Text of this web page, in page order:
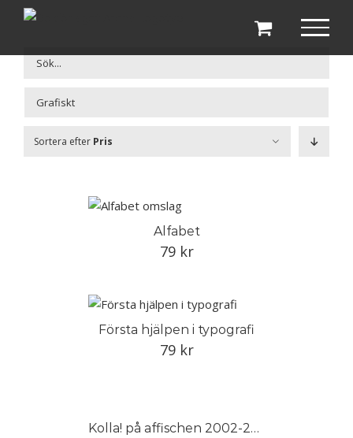
Fortsätt
Sortera efter Pris
Alfabet
79 kr
Första hjälpen i typografi
79 kr
Kolla! på affischen 2002-2012